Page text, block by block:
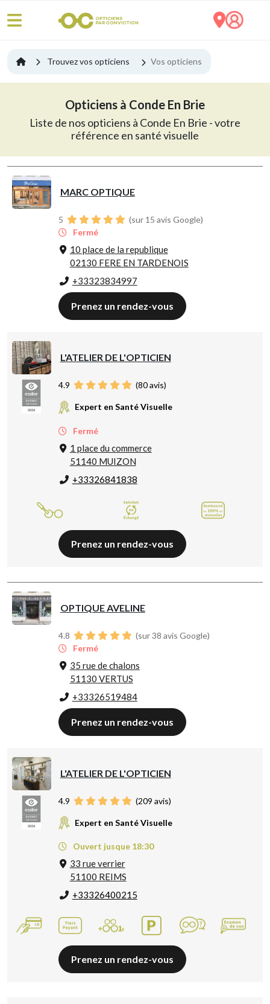
Trouvez vos opticiens Vos opticiens
Opticiens à Conde En Brie
Liste de nos opticiens à Conde En Brie - votre
référence en santé visuelle
MARC OPTIQUE
5
(sur 15 avis Google)
Fermé
10 place de la republique
02130 FERE EN TARDENOIS
+33323834997
Prenez un rendez-vous
L'ATELIER DE L'OPTICIEN
4.9 (80avis)
Expert en Santé Visuelle
Fermé
1 place du commerce
51140 MUIZON
+33326841838
Prenez un rendez-vous
OPTIQUE AVELINE
4.8
(sur 38 avis Google)
Fermé
35 rue de chalons
51130 VERTUS
+33326519484
Prenez un rendez-vous
L'ATELIER DE L'OPTICIEN
4.9 (209 avis)
Expert en Santé Visuelle
Ouvert jusque 18:30
33 rue verrier
51100 REIMS
+33326400215
Prenez un rendez-vous